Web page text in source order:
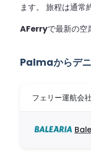
ます。 旅程は通常
AFerryで最新の空
Palmaからデ
フェリー運航会